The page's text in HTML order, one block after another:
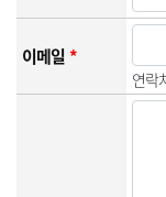
이메일*
연락